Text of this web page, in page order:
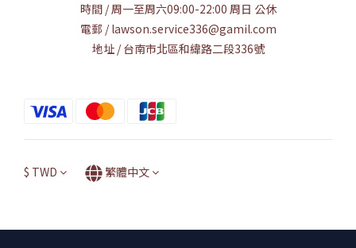
時間 / 周一至周六09:00-22:00 周日 公休
電郵 / lawson.service336@gamil.com
地址 / 台南市北區和緯路二段336號
$ TWD 繁體中文